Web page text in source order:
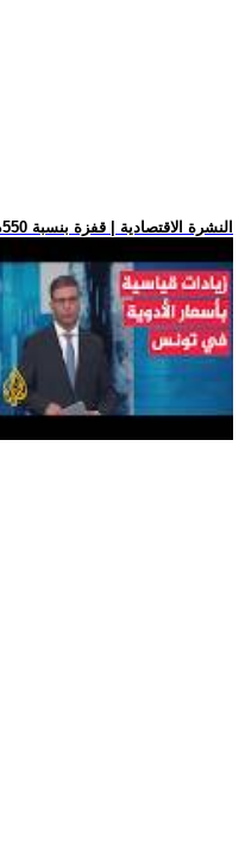
.. النشرة الاقتصادية | قفزة بنسبة 550% في أسعار الأدوية بتونس و